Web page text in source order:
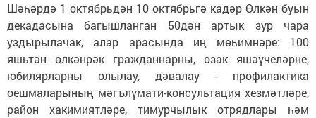
Шәһәрдә 1 октябрьдән 10 октябрьгә кадәр Өлкән буын
декадасына багышланган 50дән артык зур чара
уздырылачак, алар арасында иң мөһимнәре: 100
яшьтән өлкәнрәк гражданнарны, озак яшәүчеләрне,
юбилярларны олылау, дәвалау - профилактика
оешмаларының мәгълүмати-консультация хезмәтләре,
район хакимиятләре, тимурчылык отрядлары һәм